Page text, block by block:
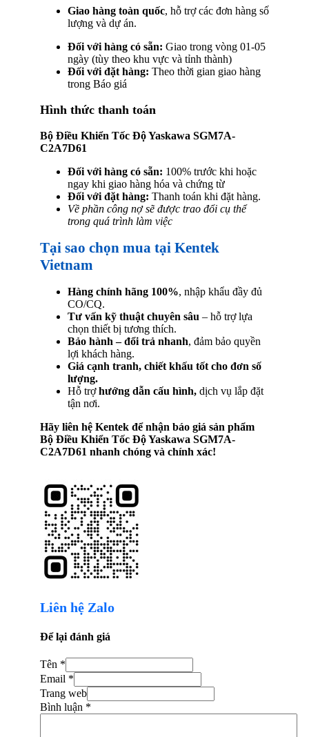
Giao hàng toàn quốc, hỗ trợ các đơn hàng số
lượng và dự án.
Đối với hàng có sẵn: Giao trong vòng 01-05
ngày (tùy theo khu vực và tỉnh thành)
Đối với đặt hàng: Theo thời gian giao hàng
trong Báo giá
Hình thức thanh toán
Bộ Điều Khiển Tốc Độ Yaskawa SGM7A-
C2A7D61
Đối với hàng có sẵn: 100% trước khi hoặc
ngay khi giao hàng hóa và chứng từ
Đối với đặt hàng: Thanh toán khi đặt hàng.
Về phần công nợ sẽ được trao đổi cụ thể
trong quá trình làm việc
Tại sao chọn mua tại Kentek
Vietnam
Hàng chính hãng 100%, nhập khẩu đầy đủ
CO/CQ.
Tư vấn kỹ thuật chuyên sâu – hỗ trợ lựa
chọn thiết bị tương thích.
Bảo hành – đổi trả nhanh, đảm bảo quyền
lợi khách hàng.
Giá cạnh tranh, chiết khấu tốt cho đơn số
lượng.
Hỗ trợhướng dẫn cấu hình, dịch vụ lắp đặt
tận nơi.
Hãy liên hệ Kentek để nhận báo giá sản phẩm
Bộ Điều Khiển Tốc Độ Yaskawa SGM7A-
C2A7D61 nhanh chóng và chính xác!
Liên hệ Zalo
Để lại đánh giá
Tên *
Email *
Trang web
Bình luận *